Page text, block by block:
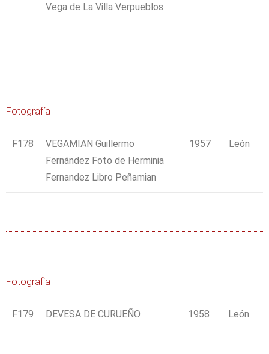
Vega de La Villa Verpueblos
Fotografía
F178
VEGAMIAN Guillermo
Fernández Foto de Herminia
Fernandez Libro Peñamian
1957 León
Fotografía
F179 DEVESA DE CURUEÑO 1958 León